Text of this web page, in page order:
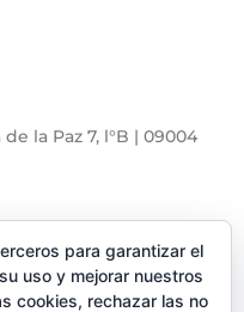
la Paz 7, l°B | 09004
para garantizar el
uso y mejorar nuestros
cookies, rechazar las no